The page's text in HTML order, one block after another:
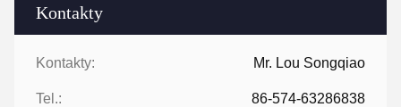
Kontakty
Kontakty: Mr. Lou Songqiao
Tel.: 86-574-63286838